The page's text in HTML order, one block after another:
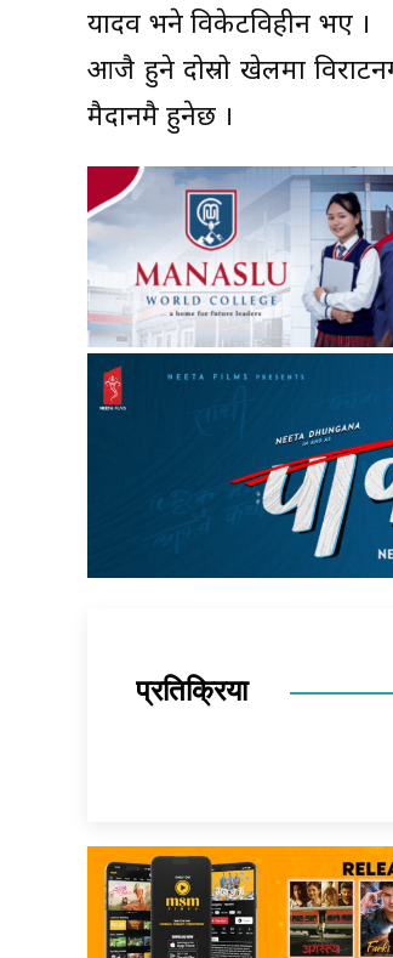
यादव भने विकेटविहीन भए ।
आजै हुने दोस्रो खेलमा
मैदानमै हुनेछ ।
प्रतिक्रिया